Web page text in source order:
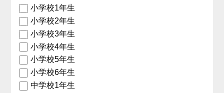
小学校1年生
小学校2年生
小学校3年生
小学校4年生
小学校5年生
小学校6年生
中学校1年生